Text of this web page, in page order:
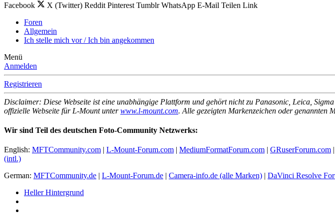
Facebook
X (Twitter) Reddit Pinterest Tumblr WhatsApp E-Mail Teilen Link
Foren
Allgemein
Ich stelle mich vor / Ich bin angekommen
Menü
Anmelden
Registrieren
Disclaimer: Diese Webseite ist eine unabhängige Plattform und gehört nicht zu Panasonic, Leica,
offizielle Webseite für L-Mount unterwww.l-mount.com. Alle gezeigten Markenzeichen oder genannten
Wir sind Teil des deutschen Foto-Community Netzwerks:
English: MFTCommunity.com | L-Mount-Forum.com | MediumFormatForum.com | GRuserForum.com |
(intl.)
German: MFTCommunity.de | L-Mount-Forum.de | Camera-info.de (alle Marken) | DaVinci Resolve
Heller Hintergrund